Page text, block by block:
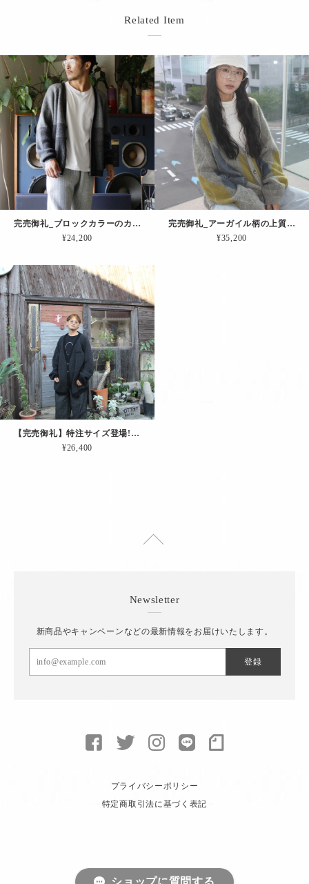
Related Item
完売御礼_ブロックカラーのカーディガン（チャコール）
¥24,200
完売御礼_アーガイル柄の上質モヘアCD（グレージュ）
¥35,200
【完売御礼】特注サイズ登場!! 肘当て＆ペンホルダー付きカーディガン「エディターズCD.（チャコール｜EXLサイズ）」
¥26,400
Newsletter
新商品やキャンペーンなどの最新情報をお届けいたします。
登録
プライバシーポリシー
特定商取引法に基づく表記
© toiro knitwear
ショップに質問する